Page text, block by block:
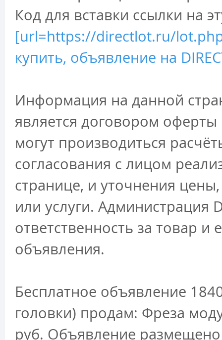
Код для вставки ссылки на
[url=https://directlot.ru/
купить, объявление на
Информация на данной
является договором
могут производиться
согласования с лицом
странице, и уточнения
или услуги. Администрация
ответственность за товар и
объявления.
Бесплатное объявление
головки) продам: Фреза
руб. Объявление